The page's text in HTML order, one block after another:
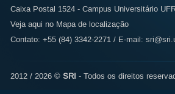
Caixa Postal 1524 - Campus Universitário
Veja aqui no Mapa de localização
Contato: +55 (84) 3342-2271 / E-mail:
2012 / 2026 © SRI - Todos os direitos